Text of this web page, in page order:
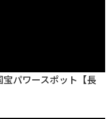
宝パワースポット【長